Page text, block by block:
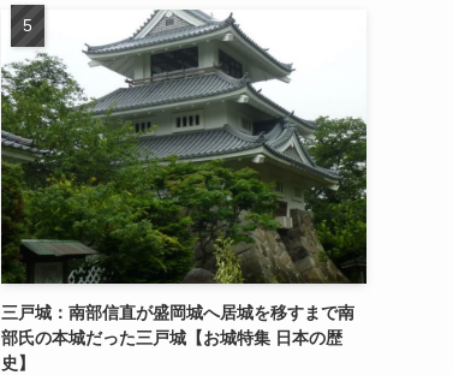
三戸城：南部信直が盛岡城へ居城を移すまで南
部氏の本城だった三戸城【お城特集 日本の歴
史】